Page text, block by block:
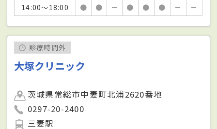
14:00～18:00
● ● － ● ● ● － －
診療時間外
大塚クリニック
茨城県常総市中妻町北浦2620番地
0297-20-2400
三妻駅